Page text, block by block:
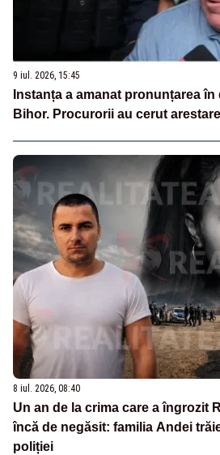
9 iul. 2026, 15:45
Instanța a amanat pronunțarea
Bihor. Procurorii au cerut
8 iul. 2026, 08:40
Un an de la crima care a îngrozit
încă de negăsit: familia Andei
poliției